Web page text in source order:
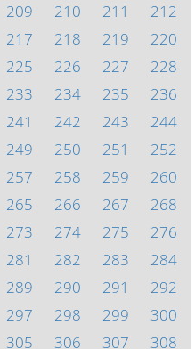
209 210 211
212
217 218 219
220
225 226 227
228
233 234 235
236
241 242 243
244
249 250 251
252
257 258 259
260
265 266 267
268
273 274 275
276
281 282 283
284
289 290 291
292
297 298 299
300
305 306 307
308